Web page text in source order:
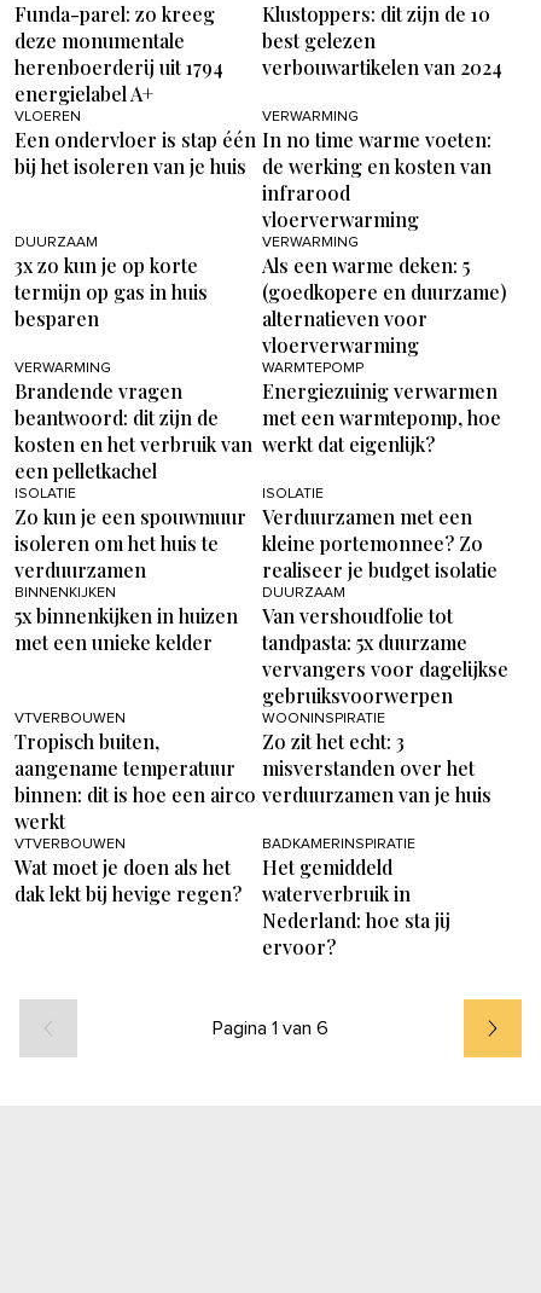
Funda-parel: zo kreeg
deze monumentale
herenboerderij uit 1794
energielabel A+
Klustoppers: dit zijn de 10
best gelezen
verbouwartikelen van 2024
VLOEREN
Een ondervloer is stap één
bij het isoleren van je huis
VERWARMING
In no time warme voeten:
de werking en kosten van
infrarood
vloerverwarming
DUURZAAM
3x zo kun je op korte
termijn op gas in huis
besparen
VERWARMING
Als een warme deken: 5
(goedkopere en duurzame)
alternatieven voor
vloerverwarming
VERWARMING
Brandende vragen
beantwoord: dit zijn de
kosten en het verbruik van
een pelletkachel
WARMTEPOMP
Energiezuinig verwarmen
met een warmtepomp, hoe
werkt dat eigenlijk?
ISOLATIE
Zo kun je een spouwmuur
isoleren om het huis te
verduurzamen
ISOLATIE
Verduurzamen met een
kleine portemonnee? Zo
realiseer je budget isolatie
BINNENKIJKEN
5x binnenkijken in huizen
met een unieke kelder
DUURZAAM
Van vershoudfolie tot
tandpasta: 5x duurzame
vervangers voor dagelijkse
gebruiksvoorwerpen
VTVERBOUWEN
Tropisch buiten,
aangename temperatuur
binnen: dit is hoe een airco
werkt
WOONINSPIRATIE
Zo zit het echt: 3
misverstanden over het
verduurzamen van je huis
VTVERBOUWEN
Wat moet je doen als het
dak lekt bij hevige regen?
BADKAMERINSPIRATIE
Het gemiddeld
waterverbruik in
Nederland: hoe sta jij
ervoor?
Pagina 1 van 6